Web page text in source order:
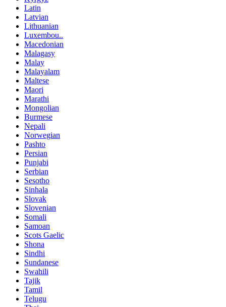
Latin
Latvian
Lithuanian
Luxembou..
Macedonian
Malagasy
Malay
Malayalam
Maltese
Maori
Marathi
Mongolian
Burmese
Nepali
Norwegian
Pashto
Persian
Punjabi
Serbian
Sesotho
Sinhala
Slovak
Slovenian
Somali
Samoan
Scots Gaelic
Shona
Sindhi
Sundanese
Swahili
Tajik
Tamil
Telugu